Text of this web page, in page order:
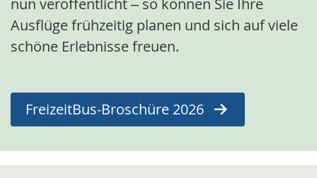
nun veröffentlicht – so können Sie Ihre
Ausflüge frühzeitig planen und sich auf viele
schöne Erlebnisse freuen.
FreizeitBus-Broschüre 2026